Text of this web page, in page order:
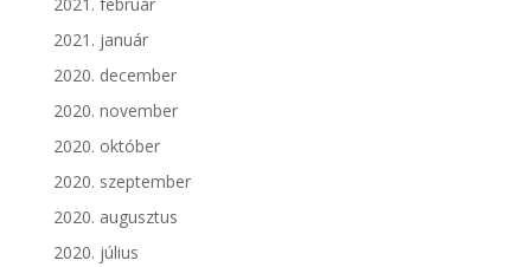
2021. január
2020. december
2020. november
2020. október
2020. szeptember
2020. augusztus
2020. július